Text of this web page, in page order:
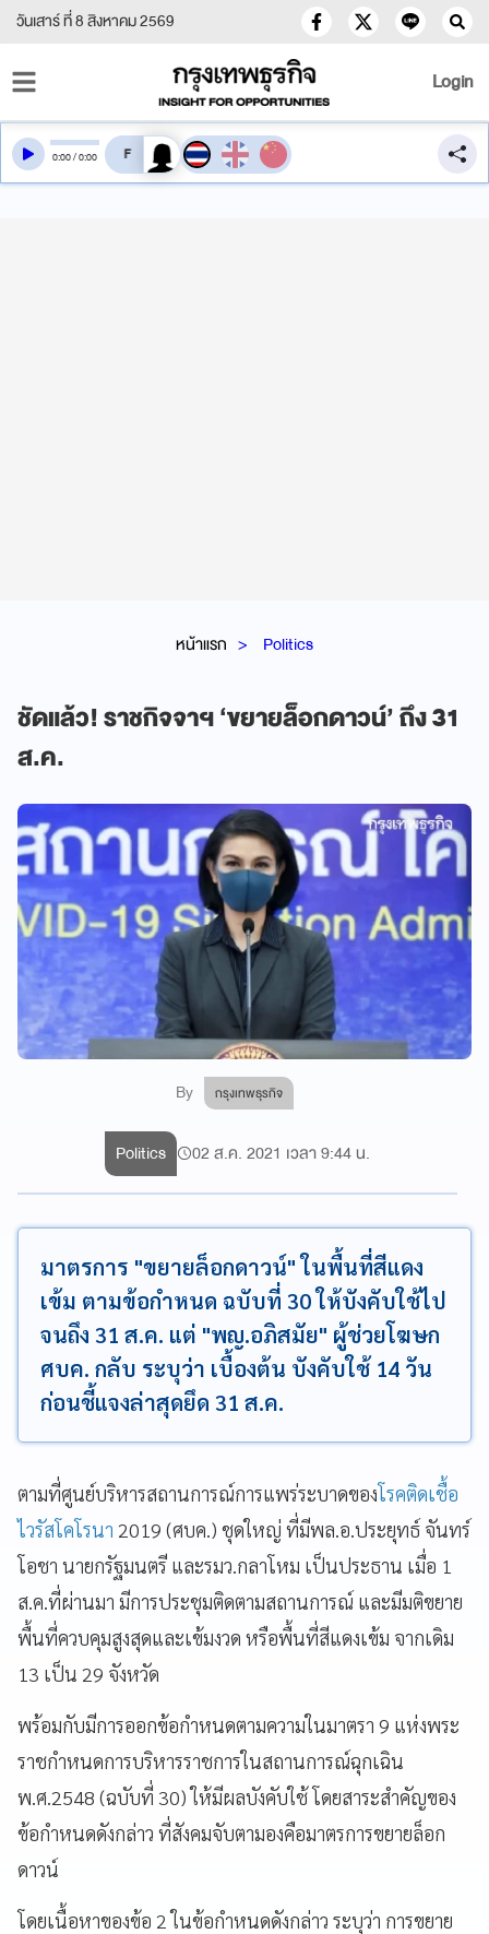
วันเสาร์ ที่ 8 สิงหาคม 2569
Login
หน้าแรก Politics
ชัดแล้ว! ราชกิจจาฯ ‘ขยายล็อกดาวน์’ ถึง 31
ส.ค.
By กรุงเทพธุรกิจ
0:00/0:00 สลับเสียงอ่าน
Politics 02 ส.ค. 2021 เวลา 9:44 น.
มาตรการ "ขยายล็อกดาวน์" ในพื้นที่สีแดง
เข้ม ตามข้อกำหนด ฉบับที่ 30 ให้บังคับใช้ไป
จนถึง 31 ส.ค. แต่ "พญ.อภิสมัย" ผู้ช่วยโฆษก
ศบค. กลับ ระบุว่า เบื้องต้น บังคับใช้ 14 วัน
ก่อนชี้แจงล่าสุดยึด 31 ส.ค.
ตามที่ศูนย์บริหารสถานการณ์การแพร่ระบาดของโรคติดเชื้อ
ไวรัสโคโรนา 2019 (ศบค.) ชุดใหญ่ ที่มีพล.อ.ประยุทธ์ จันทร์
โอชา นายกรัฐมนตรี และรมว.กลาโหม เป็นประธาน เมื่อ 1
ส.ค.ที่ผ่านมา มีการประชุมติดตามสถานการณ์ และมีมติขยาย
พื้นที่ควบคุมสูงสุดและเข้มงวด หรือพื้นที่สีแดงเข้ม จากเดิม
13 เป็น 29 จังหวัด
พร้อมกับมีการออกข้อกําหนดตามความในมาตรา 9 แห่งพระ
ราชกำหนดการบริหารราชการในสถานการณ์ฉุกเฉิน
พ.ศ.2548 (ฉบับที่ 30)ให้มีผลบังคับใช้โดยสาระสำคัญของ
ข้อกำหนดดังกล่าว ที่สังคมจับตามองคือมาตรการขยายล็อก
ดาวน์
โดยเนื้อหาของข้อ 2ในข้อกำหนดดังกล่าว ระบุว่า การขยาย